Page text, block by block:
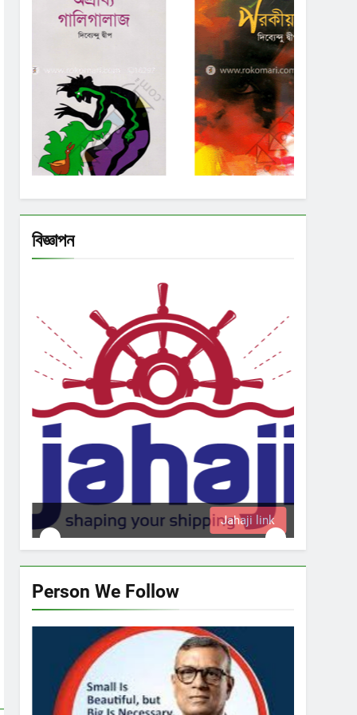
বিজ্ঞাপন
Jahaji link
Person We Follow